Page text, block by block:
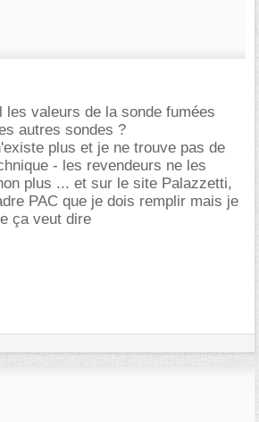
les valeurs de la sonde fumées
autres sondes ?
plus et je ne trouve pas de
- les revendeurs ne les
plus ... et sur le site Palazzetti,
PAC que je dois remplir mais je
ça veut dire